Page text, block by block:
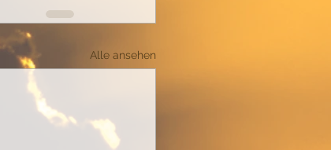
Alle ansehen